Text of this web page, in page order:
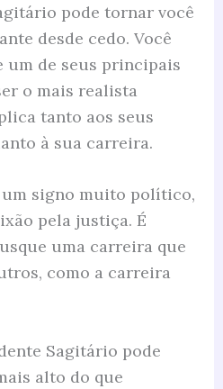
pode tornar você
desde cedo. Você
um de seus principais
o mais realista
tanto aos seus
à sua carreira.
signo muito político,
pela justiça. É
uma carreira que
como a carreira
Sagitário pode
alto do que